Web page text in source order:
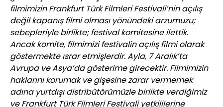
filmimizin Frankfurt Türk Filmleri Festivali’nin açılış
değil kapanış filmi olması yönündeki arzumuzu;
sebepleriyle birlikte; festival komitesine ilettik.
Ancak komite, filmimizi festivalin açılış filmi olarak
göstermekte ısrar etmişlerdir. Ayla, 7 Aralık’ta
Avrupa ve Asya’da gösterime girecektir. Filmimizin
haklarını korumak ve gişesine zarar vermemek
adına yurtdışı distribütörümüzle birlikte verdiğimiz
ve Frankfurt Türk Filmleri Festivali yetkililerine